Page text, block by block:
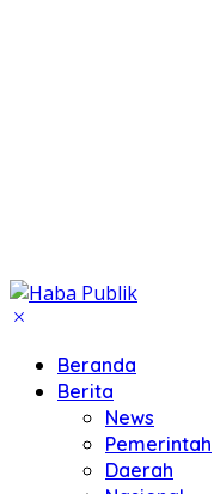
Beranda
Berita
News
Pemerintah
Daerah